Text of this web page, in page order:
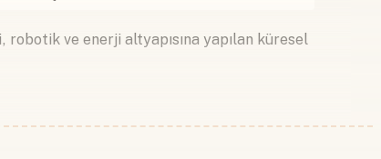
ve enerji altyapısına yapılan küresel